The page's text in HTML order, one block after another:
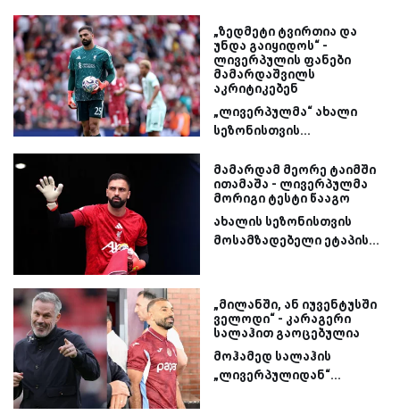
„ზედმეტი ტვირთია და
უნდა გაიყიდოს“ -
ლივერპულის ფანები
მამარდაშვილს
აკრიტიკებენ
„ლივერპულმა“ ახალი
სეზონისთვის...
მამარდამ მეორე ტაიმში
ითამაშა - ლივერპულმა
მორიგი ტესტი წააგო
ახალის სეზონისთვის
მოსამზადებელი ეტაპის...
„მილანში, ან იუვენტუსში
ველოდი“ - კარაგერი
სალაჰით გაოცებულია
მოჰამედ სალაჰის
„ლივერპულიდან“...